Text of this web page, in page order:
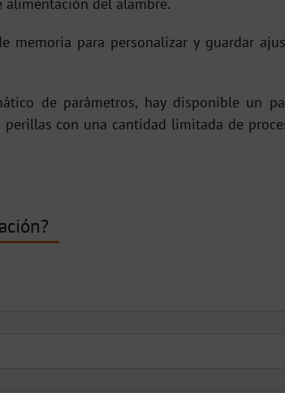
memoria para personalizar y guardar
de parámetros, hay disponible un
con una cantidad limitada de